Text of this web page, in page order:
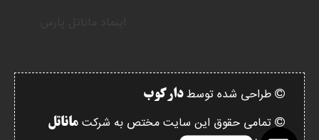
طراحی شده توسطدارکوب
تمامی حقوق این سایت مختص به شرکت ماناتل